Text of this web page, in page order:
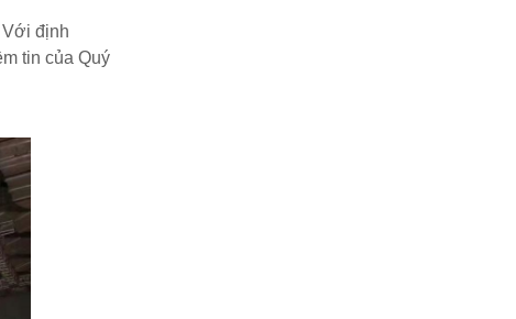
định
tin của Quý